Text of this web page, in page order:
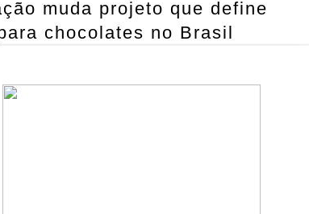
muda projeto que define
chocolates no Brasil